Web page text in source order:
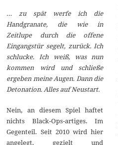
… zu spät werfe ich die
Handgranate, die wie in
Zeitlupe durch die offene
Eingangstür segelt, zurück. Ich
schlucke. Ich weiß, was nun
kommen wird und schließe
ergeben meine Augen. Dann die
Detonation. Alles auf Neustart.
Nein, an diesem Spiel haftet
nichts Black-Ops-artiges. Im
Gegenteil. Seit 2010 wird hier
angelegt, gezielt und